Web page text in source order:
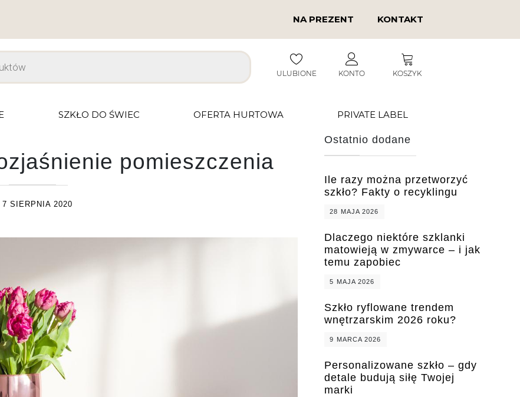
NA PREZENT KONTAKT
ULUBIONE KONTO KOSZYK
SZKŁO DO ŚWIEC OFERTA HURTOWA PRIVATE LABEL
pomieszczenia
7 SIERPNIA 2020
Ostatnio dodane
Ile razy można przetworzyć
szkło? Fakty o recyklingu
28 MAJA 2026
Dlaczego niektóre szklanki
matowieją w zmywarce – i jak
temu zapobiec
5 MAJA 2026
Szkło ryflowane trendem
wnętrzarskim 2026 roku?
9 MARCA 2026
Personalizowane szkło – gdy
detale budują siłę Twojej
marki